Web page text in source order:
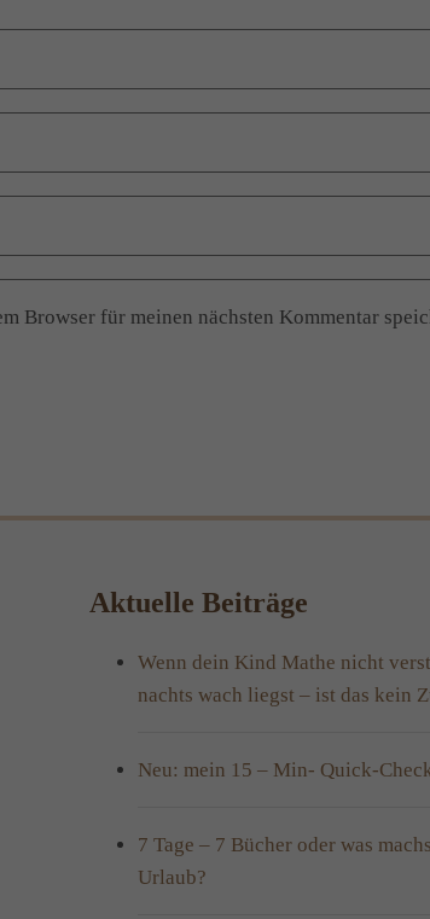
Browser für meinen nächsten Kommentar
Aktuelle Beiträge
Wenn dein Kind Mathe nicht
nachts wach liegst – ist das kein
Neu: mein 15 – Min- Quick-
7 Tage – 7 Bücher oder was
Urlaub?